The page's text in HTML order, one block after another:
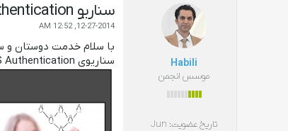
Habili
موسس انجمن
تاریخ عضویت: Jun
سناریو IS-IS Authentication
12-27-2014, 12:52 AM
با سلام خدمت دوستان و
سناریوی IS-IS Authentication به پیوست میباشد. با تشکر از مهندس آرش دلجو مدرس رسمی دوره های سیسکو که این سناریو رو تهیه دیدن.